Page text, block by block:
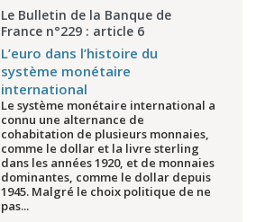
Le Bulletin de la Banque de
France n°229 : article 6
L’euro dans l’histoire du
système monétaire
international
Le système monétaire international a
connu une alternance de
cohabitation de plusieurs monnaies,
comme le dollar et la livre sterling
dans les années 1920, et de monnaies
dominantes, comme le dollar depuis
1945. Malgré le choix politique de ne
pas...